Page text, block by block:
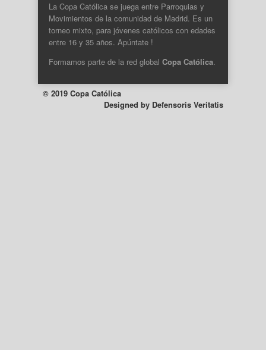
La Copa Católica se juega entre Parroquias y
Movimientos de la comunidad de Madrid. Es un
torneo mixto, para jóvenes católicos con edades
entre 16 y 35 años. Apúntate !
Formamos parte de la red global Copa Católica.
© 2019 Copa Católica
Designed by Defensoris Veritatis